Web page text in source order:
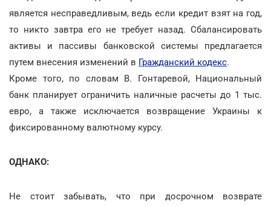
является несправедливым, ведь если кредит взят на год,
то никто завтра его не требует назад. Сбалансировать
активы и пассивы банковской системы предлагается
путем внесения изменений в Гражданский кодекс.
Кроме того, по словам В. Гонтаревой, Национальный
банк планирует ограничить наличные расчеты до 1 тыс.
евро, а также исключается возвращение Украины к
фиксированному валютному курсу.
ОДНАКО:
Не стоит забывать, что при досрочном возврате